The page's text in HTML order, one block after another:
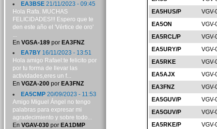
EA5HUS/P
VGV-
EA5ON
VGV-
EA5RCL/P
VGV-
EA5URY/P
VGV-
EA5RKE
VGV-
EA5AJX
VGV-
EA3FNZ
VGV-
EA5GUV/P
VGV-
EA5GUV/P
VGV-
EA5RKE/P
VGV-
EA3BSE21/11/2023 - 09:45
Hola Rafa. MUCHAS
FELICIDADES!!! Espero que te
den este año el 'Vértice de oro'
...
En VGSA-189por EA3FNZ
EA7BY16/11/2023 - 13:51
Hola amigo Rafael:te felicito por
por tu forma de llevar las
actividades,eres un f...
En VGZA-200por EA3FNZ
EA5CMP20/09/2023 - 11:53
Amigo Miguel Ángel no tengo
palabras para expresar mi
agradecimiento y sobre todo...
En VGAV-030por EA1DMP